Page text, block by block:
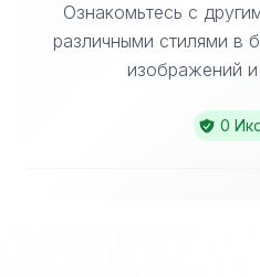
Ознакомьтесь с
различными стилями в
изображений
0